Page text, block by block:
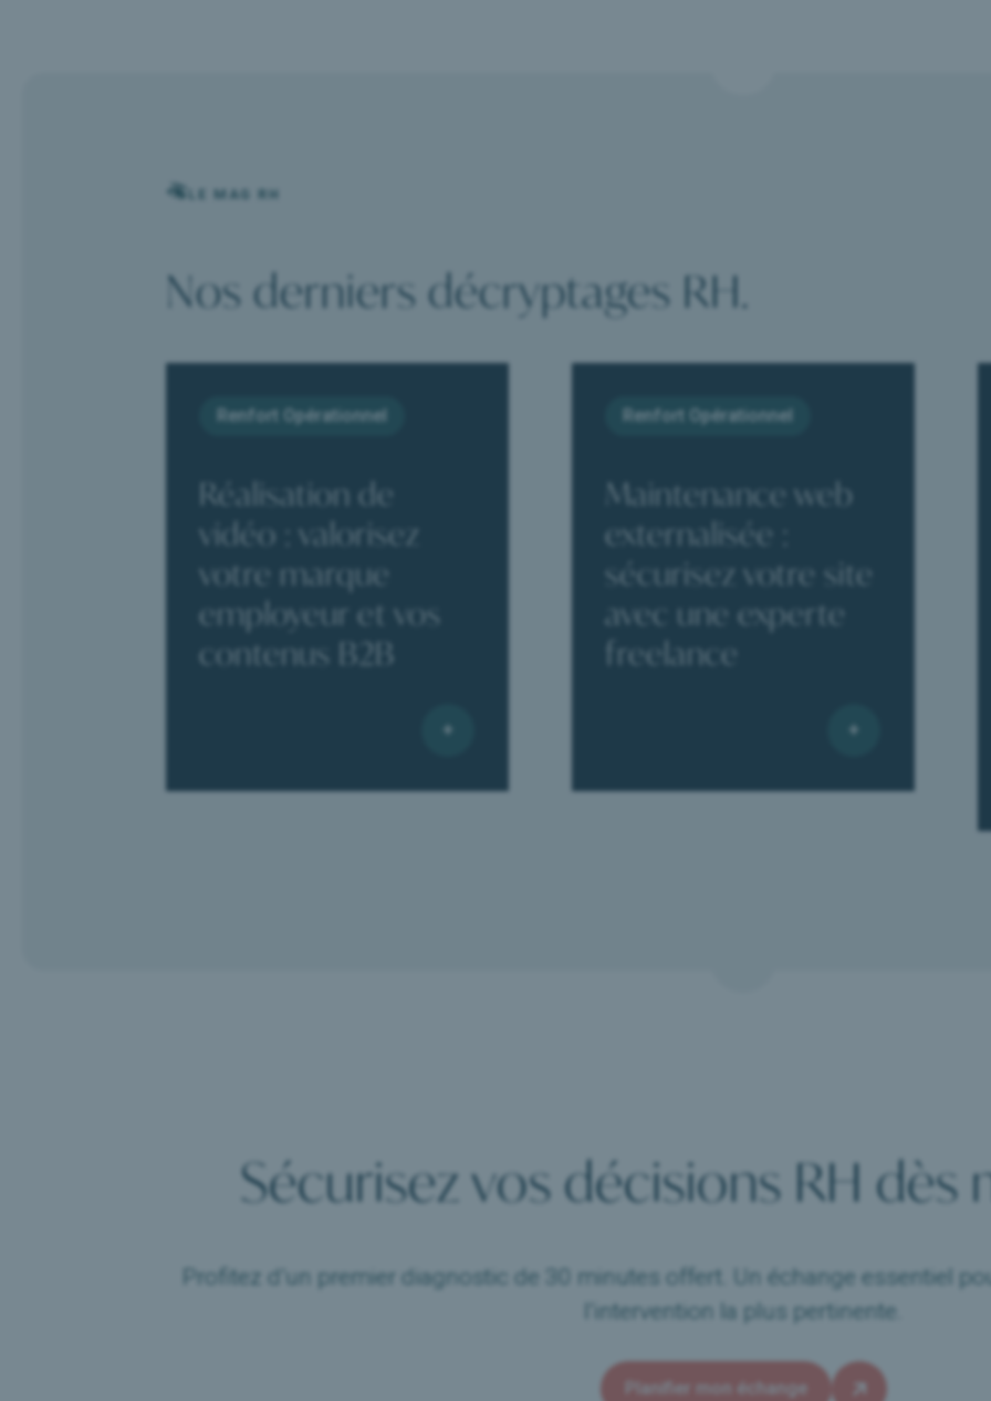
LE MAG RH
Nos derniers décryptages RH.
Réalisation de
vidéo : valorisez
votre marque
employeur et vos
contenus B2B
Renfort Opérationnel
Maintenance web
externalisée :
sécurisez votre site
avec une experte
freelance
Renfort Opérationnel
Sécurisez vos décisions RH dès
Profitez d’un premier diagnostic de 30 minutes offert. Un échange essentiel
l’intervention la plus pertinente.
Planifier mon échange